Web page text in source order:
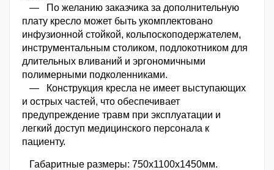
— По желанию заказчика за дополнительную
плату кресло может быть укомплектовано
инфузионной стойкой, кольпоскоподержателем,
инструментальным столиком, подлокотником для
длительных вливаний и эргономичными
полимерными подколенниками.
— Конструкция кресла не имеет выступающих
и острых частей, что обеспечивает
предупреждение травм при эксплуатации и
легкий доступ медицинского персонала к
пациенту.
Габаритные размеры: 750х1100х1450мм.